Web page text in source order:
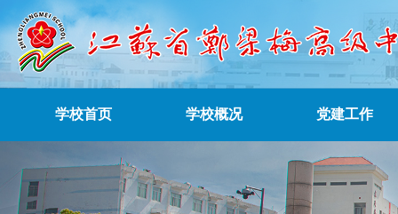
学校首页 学校概况 党建工作